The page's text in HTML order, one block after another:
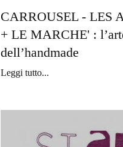
CARROUSEL - LES
+ LE MARCHE' :
dell’handmade
Leggi tutto...